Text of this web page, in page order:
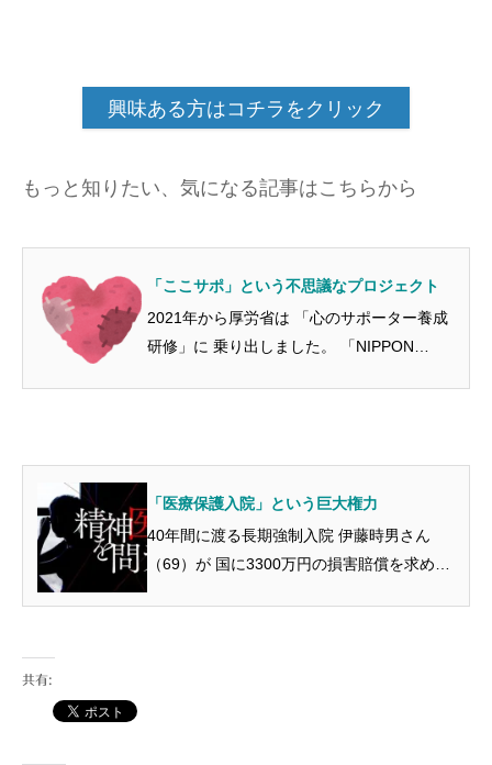
興味ある方はコチラをクリック
もっと知りたい、気になる記事はこちらから
「ここサポ」という不思議なプロジェクト
2021年から厚労省は 「心のサポーター養成
研修」に 乗り出しました。 「NIPPON
「医療保護入院」という巨大権力
40年間に渡る長期強制入院 伊藤時男さん
（69）が 国に3300万円の損害賠償を求めて
共有: